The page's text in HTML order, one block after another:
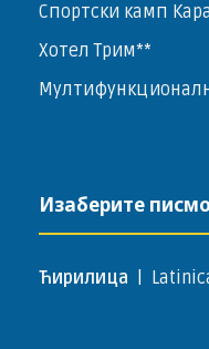
Спортски камп
Хотел Трим**
Изаберите писмо
Ћирилица